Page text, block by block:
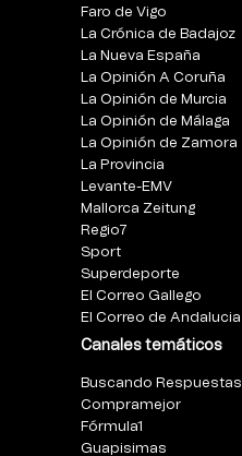
Faro de Vigo
La Crónica de Badajoz
La Nueva España
La Opinión A Coruña
La Opinión de Murcia
La Opinión de Málaga
La Opinión de Zamora
La Provincia
Levante-EMV
Mallorca Zeitung
Regio7
Sport
Superdeporte
El Correo Gallego
El Correo de Andalucia
Canales temáticos
Buscando Respuestas
Compramejor
Fórmula1
Guapisimas